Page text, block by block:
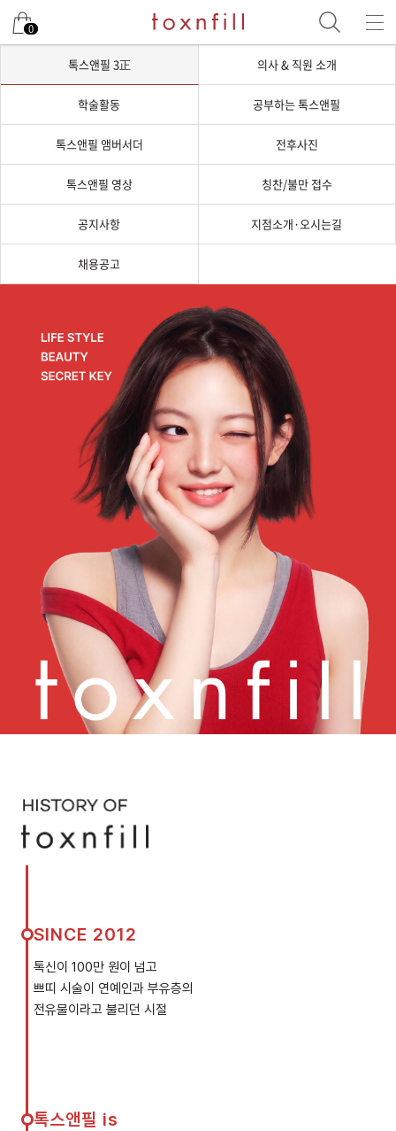
0
톡스앤필 3正 의사 & 직원 소개
학술활동 공부하는 톡스앤필
톡스앤필 앰버서더 전후사진
톡스앤필 영상 칭찬/불만 접수
공지사항 지점소개·오시는길
채용공고
SINCE 2012
톡신이 100만 원이 넘고
쁘띠 시술이 연예인과 부유층의
전유물이라고 불리던 시절
톡스앤필 is